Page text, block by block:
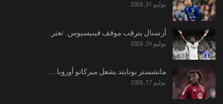
يوليو 31, 2026
أرسنال يترقب موقف فينيسيوس.. تعثر…
يوليو 26, 2026
مانشستر يونايتد يشعل ميركاتو أوروبا..…
يوليو 17, 2026